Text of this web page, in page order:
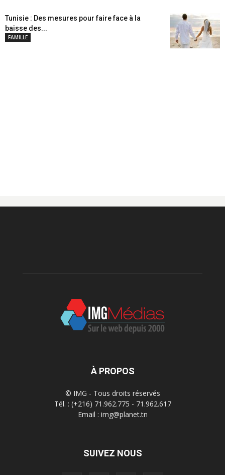
Tunisie : Des mesures pour faire face à la
baisse des...
FAMILLE
À PROPOS
© IMG - Tous droits réservés
Tél. : (+216) 71.962.775 - 71.962.617
Email : img@planet.tn
SUIVEZ NOUS